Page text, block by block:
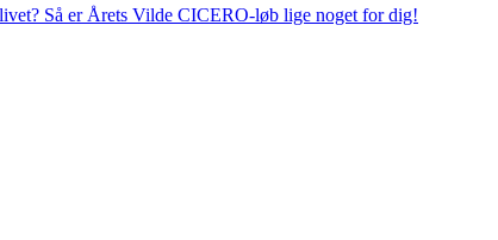
Så er Årets Vilde CICERO-løb lige noget for dig!